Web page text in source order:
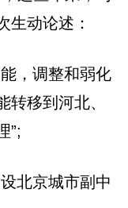
生动论述：
，调整和弱化
移到河北、
”;
北京城市副中